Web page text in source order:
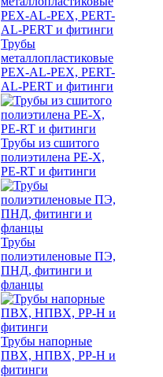
Трубы
металлопластиковые
PEX-AL-PEX, PERT-
AL-PERT и фитинги
Трубы из сшитого
полиэтилена PE-X,
PE-RT и фитинги
Трубы
полиэтиленовые ПЭ,
ПНД, фитинги и
фланцы
Трубы напорные
ПВХ, НПВХ, PP-H и
фитинги